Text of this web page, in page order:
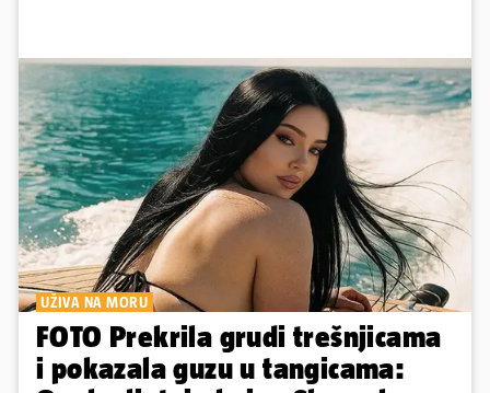
UŽIVA NA MORU
FOTO Prekrila grudi trešnjicama
i pokazala guzu u tangicama: